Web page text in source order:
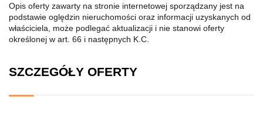
Opis oferty zawarty na stronie internetowej sporządzany jest na
podstawie oględzin nieruchomości oraz informacji uzyskanych od
właściciela, może podlegać aktualizacji i nie stanowi oferty
określonej w art. 66 i następnych K.C.
SZCZEGÓŁY OFERTY